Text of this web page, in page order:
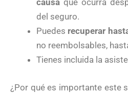
causa que ocurra
del seguro.
Puedes recuperar
no reembolsables,
Tienes incluida la
¿Por qué es importante este